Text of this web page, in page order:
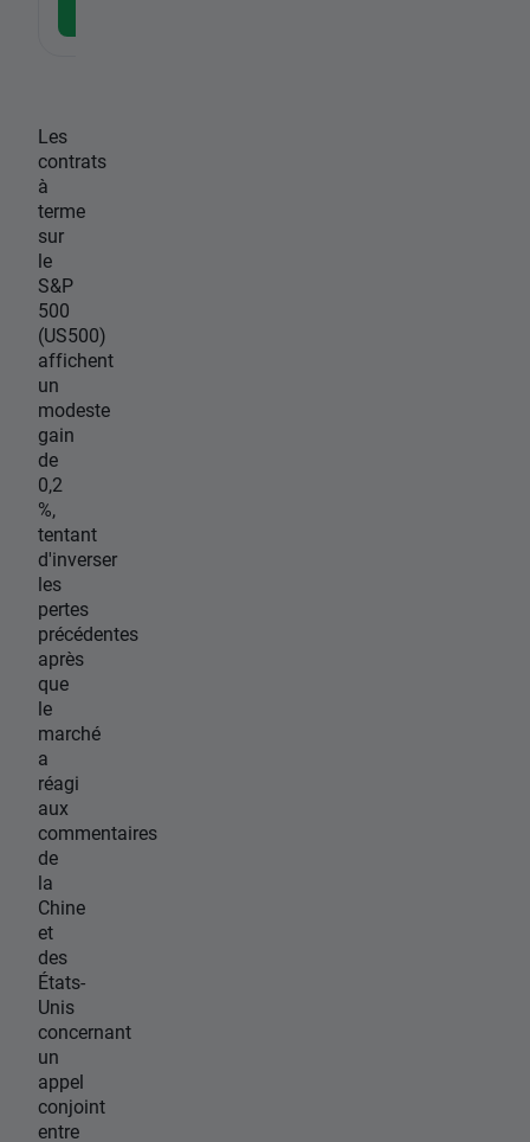
Les
contrats
à
terme
sur
le
S&P
500
(US500)
affichent
un
modeste
gain
de
0,2
%,
tentant
d'inverser
les
pertes
précédentes
après
que
le
marché
a
réagi
aux
commentaires
de
la
Chine
et
des
États-
Unis
concernant
un
appel
conjoint
entre